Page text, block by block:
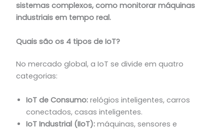
sistemas complexos, como monitorar máquinas
industriais em tempo real.
Quais são os 4 tipos de IoT?
No mercado global, a IoT se divide em quatro
categorias:
IoT de Consumo:relógios inteligentes, carros
conectados, casas inteligentes.
IoT Industrial (IIoT):máquinas, sensores e